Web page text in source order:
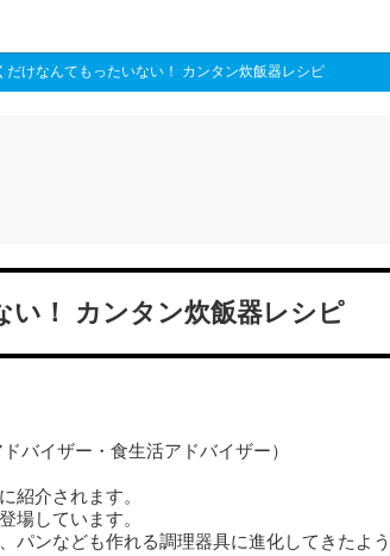
だけなんてもったいない！ カンタン炊飯器レシピ
い！ カンタン炊飯器レシピ
バイザー・食生活アドバイザー）
紹介されます。
場しています。
パンなども作れる調理器具に進化してきたよう